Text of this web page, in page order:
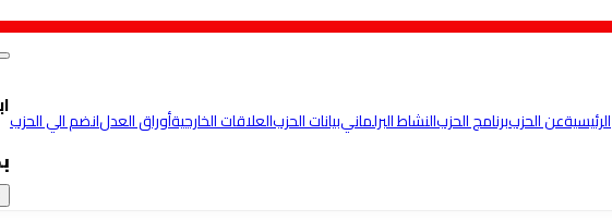
الرئيسيةعن الحزببرنامج الحزبالنشاط البرلمانيبيانات الحزبالعلاقات الخارجيةأوراق العدلانضم الي الحزب